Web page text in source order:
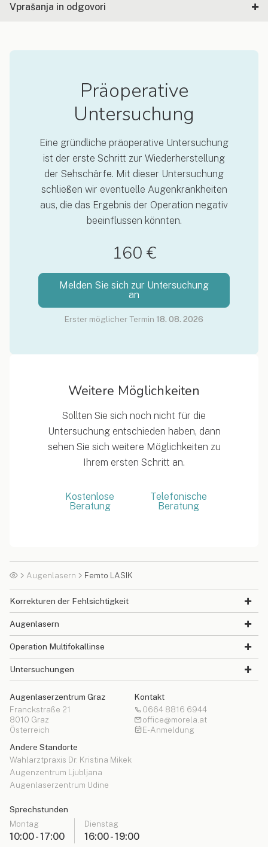
Vprašanja in odgovori
Präoperative
Untersuchung
Eine gründliche präoperative Untersuchung
ist der erste Schritt zur Wiederherstellung
der Sehschärfe. Mit dieser Untersuchung
schließen wir eventuelle Augenkrankheiten
aus, die das Ergebnis der Operation negativ
beeinflussen könnten.
160 €
Melden Sie sich zur Untersuchung
an
Erster möglicher Termin 18. 08. 2026
Weitere Möglichkeiten
Sollten Sie sich noch nicht für die
Untersuchung entschieden haben, dann
sehen Sie sich weitere Möglichkeiten zu
Ihrem ersten Schritt an.
Kostenlose
Beratung
Telefonische
Beratung
Augenlasern Femto LASIK
Korrekturen der Fehlsichtigkeit
Augenlasern
Operation Multifokallinse
Untersuchungen
Augenlaserzentrum Graz
Franckstraße 21
8010 Graz
Österreich
Andere Standorte
Wahlarztpraxis Dr. Kristina Mikek
Augenzentrum Ljubljana
Augenlaserzentrum Udine
Kontakt
0664 8816 6944
office@morela.at
E-Anmeldung
Sprechstunden
Montag
10:00 - 17:00
Dienstag
16:00 - 19:00